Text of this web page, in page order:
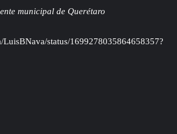
municipal de Querétaro
LuisBNava/status/1699278035864658357?